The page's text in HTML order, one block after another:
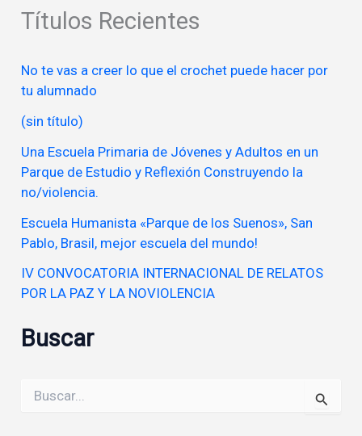
Títulos Recientes
No te vas a creer lo que el crochet puede hacer por
tu alumnado
(sin título)
Una Escuela Primaria de Jóvenes y Adultos en un
Parque de Estudio y Reflexión Construyendo la
no/violencia.
Escuela Humanista «Parque de los Suenos», San
Pablo, Brasil, mejor escuela del mundo!
IV CONVOCATORIA INTERNACIONAL DE RELATOS
POR LA PAZ Y LA NOVIOLENCIA
Buscar
por: